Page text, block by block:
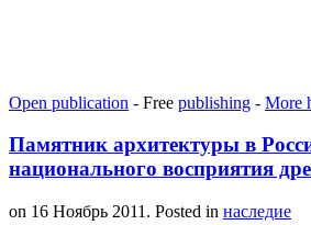
Open publication - Free publishing - More
Памятник архитектуры в
национального восприятия
on 16 Ноябрь 2011 . Posted in наследие